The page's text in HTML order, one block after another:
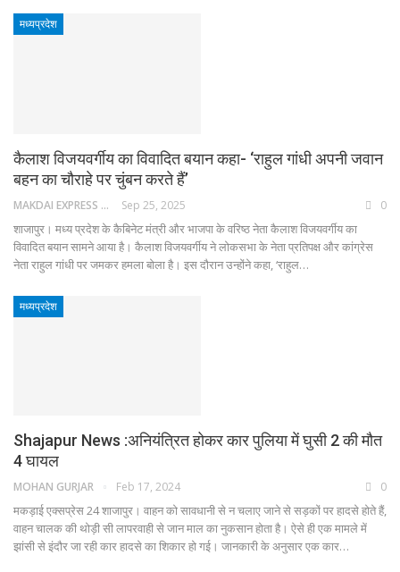
मध्यप्रदेश
कैलाश विजयवर्गीय का विवादित बयान कहा- ‘राहुल गांधी अपनी जवान
बहन का चौराहे पर चुंबन करते हैं’
MAKDAI EXPRESS 24 Sep 25, 2025 0
शाजापुर। मध्य प्रदेश के कैबिनेट मंत्री और भाजपा के वरिष्ठ नेता कैलाश विजयवर्गीय का
विवादित बयान सामने आया है। कैलाश विजयवर्गीय ने लोकसभा के नेता प्रतिपक्ष और कांग्रेस
नेता राहुल गांधी पर जमकर हमला बोला है। इस दौरान उन्होंने कहा, ‘राहुल…
मध्यप्रदेश
Shajapur News :अनियंत्रित होकर कार पुलिया में घुसी 2 की मौत
4 घायल
MOHAN GURJAR Feb 17, 2024 0
मकड़ाई एक्सप्रेस 24 शाजापुर। वाहन को सावधानी से न चलाए जाने से सड़कों पर हादसे होते हैं,
वाहन चालक की थोड़ी सी लापरवाही से जान माल का नुकसान होता है। ऐसे ही एक मामले में
झांसी से इंदौर जा रही कार हादसे का शिकार हो गई। जानकारी के अनुसार एक कार…